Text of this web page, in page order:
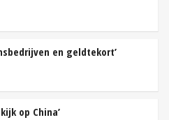
en geldtekort’
op China’